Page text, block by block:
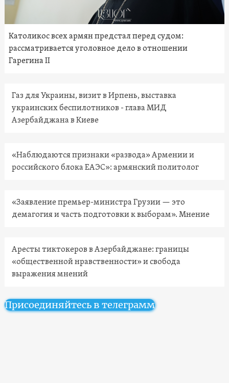
Католикос всех армян предстал перед судом:
рассматривается уголовное дело в отношении
Гарегина II
Газ для Украины, визит в Ирпень, выставка
украинских беспилотников - глава МИД
Азербайджана в Киеве
«Наблюдаются признаки «развода» Армении и
российского блока ЕАЭС»: армянский политолог
«Заявление премьер-министра Грузии — это
демагогия и часть подготовки к выборам». Мнение
Аресты тиктокеров в Азербайджане: границы
«общественной нравственности» и свобода
выражения мнений
Присоединяйтесь в телеграмм